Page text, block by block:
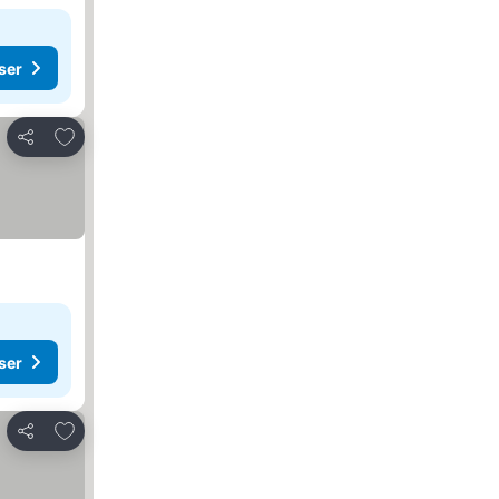
Dela
Lägg till i Mina Favoriter
Dela
Lägg till i Mina Favoriter